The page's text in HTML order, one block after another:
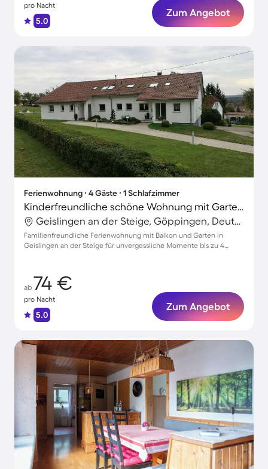
pro Nacht
5.0
Zum Angebot
Ferienwohnung ∙ 4 Gäste ∙ 1 Schlafzimmer
Kinderfreundliche schöne Wohnung mit Garten | Naturblick | Ideal für Homeoffice
Geislingen an der Steige, Göppingen, Deutschland
Familienfreundliche Ferienwohnung mit Balkon und Garten in
Geislingen an der Steige für unvergessliche Momente bis zu 4
ab 74 €
pro Nacht
5.0
Zum Angebot